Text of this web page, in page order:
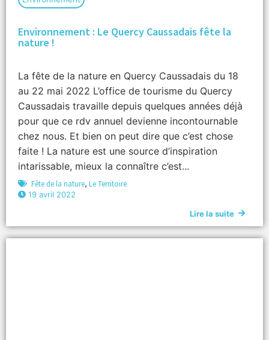
Environnement : Le Quercy Caussadais fête la
nature !
La fête de la nature en Quercy Caussadais du 18
au 22 mai 2022 L’office de tourisme du Quercy
Caussadais travaille depuis quelques années déjà
pour que ce rdv annuel devienne incontournable
chez nous. Et bien on peut dire que c’est chose
faite ! La nature est une source d’inspiration
intarissable, mieux la connaître c’est...
Fête de la nature, Le Territoire
19 avril 2022
Lire la suite